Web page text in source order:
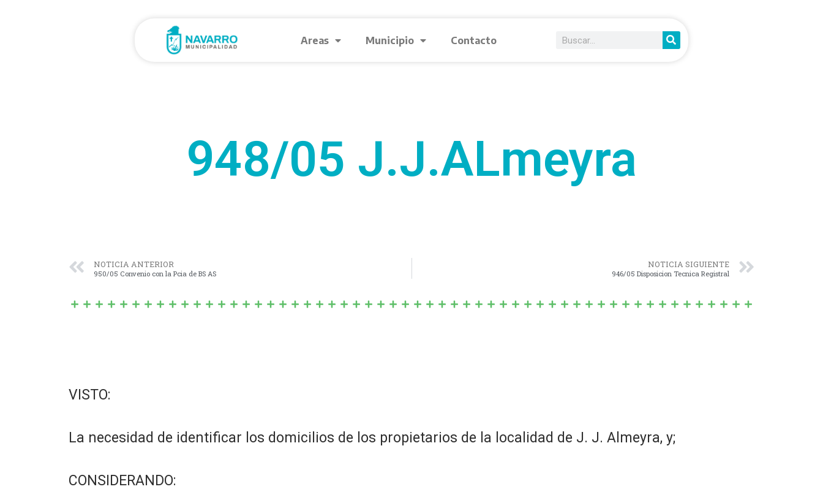
Areas Municipio Contacto
948/05 J.J.ALmeyra
NOTICIA ANTERIOR
950/05 Convenio con la Pcia de BS AS
NOTICIA SIGUIENTE
946/05 Disposicion Tecnica Registral
VISTO:
La necesidad de identificar los domicilios de los propietarios de la localidad de J. J. Almeyra, y;
CONSIDERANDO: